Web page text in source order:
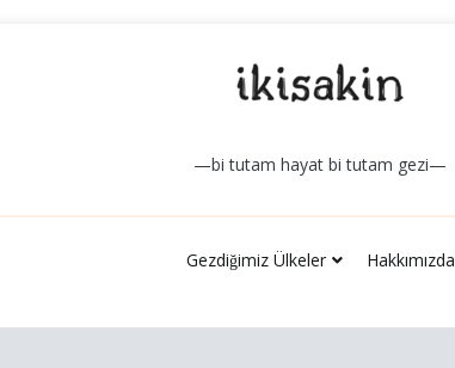
—bi tutam hayat bi tutam gezi—
Gezdiğimiz Ülkeler Hakkımızda